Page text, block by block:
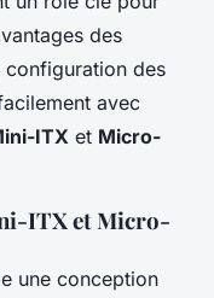
des
des
avec
ITX et Micro-
ITX et Micro-
une conception